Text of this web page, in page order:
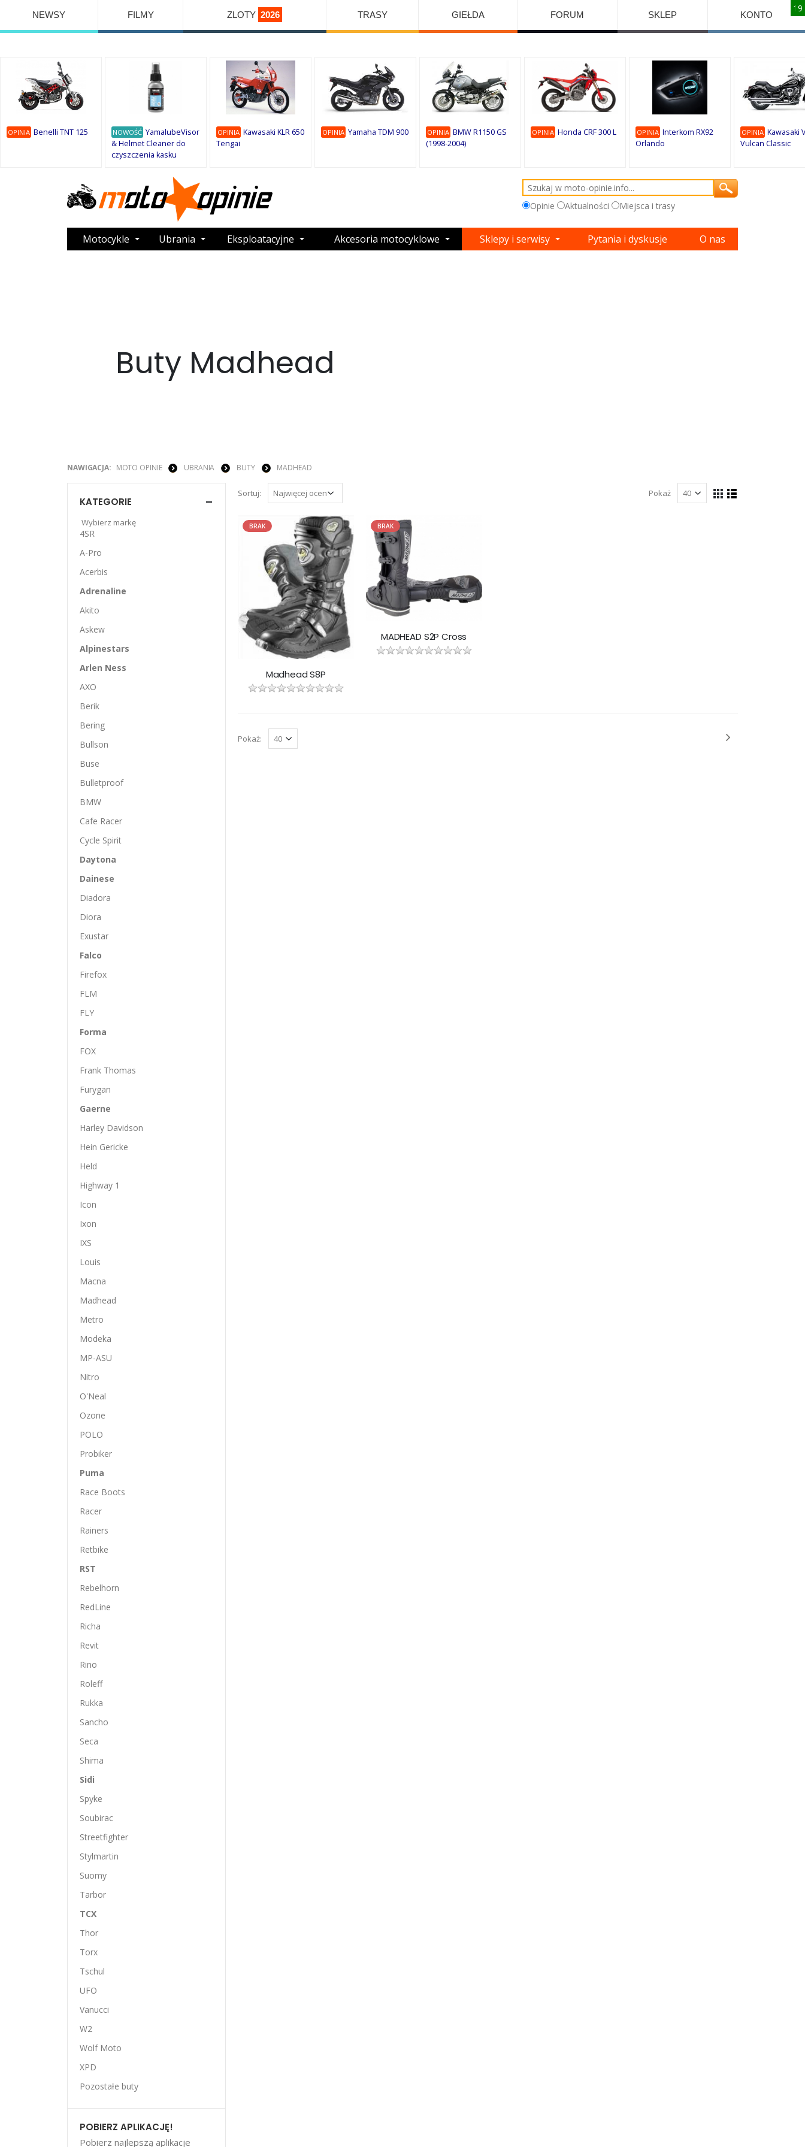
NEWSY FILMY ZLOTY 2026 TRASY GIEŁDA FORUM SKLEP KONTO
10
OPINIA Benelli TNT 125 NOWOŚĆ YamalubeVisor
& Helmet Cleaner do
czyszczenia kasku
10
OPINIA Kawasaki KLR 650
Tengai
8
OPINIA Yamaha TDM 900
7
OPINIA BMW R1150 GS
(1998-2004)
1
OPINIA Honda CRF 300 L
9
OPINIA Interkom RX92
Orlando
10
OPINIA Kawasaki
Vulcan Classic
10
9
9
Opinie Aktualności Miejsca i trasy
Motocykle Ubrania Eksploatacyjne Akcesoria motocyklowe Sklepy i serwisy Pytania i dyskusje O nas
Buty Madhead
NAWIGACJA: MOTO OPINIE UBRANIA BUTY MADHEAD
Sortuj: Pokaż
BRAK
Madhead S8P
BRAK
MADHEAD S2P Cross
Pokaż:
KATEGORIE
Wybierz markę
4SR
A-Pro
Acerbis
Adrenaline
Akito
Askew
Alpinestars
Arlen Ness
AXO
Berik
Bering
Bullson
Buse
Bulletproof
BMW
Cafe Racer
Cycle Spirit
Daytona
Dainese
Diadora
Diora
Exustar
Falco
Firefox
FLM
FLY
Forma
FOX
Frank Thomas
Furygan
Gaerne
Harley Davidson
Hein Gericke
Held
Highway 1
Icon
Ixon
IXS
Louis
Macna
Madhead
Metro
Modeka
MP-ASU
Nitro
O'Neal
Ozone
POLO
Probiker
Puma
Race Boots
Racer
Rainers
Retbike
RST
Rebelhorn
RedLine
Richa
Revit
Rino
Roleff
Rukka
Sancho
Seca
Shima
Sidi
Spyke
Soubirac
Streetfighter
Stylmartin
Suomy
Tarbor
TCX
Thor
Torx
Tschul
UFO
Vanucci
W2
Wolf Moto
XPD
Pozostałe buty
POBIERZ APLIKACJĘ!
Pobierz najlepszą aplikacje